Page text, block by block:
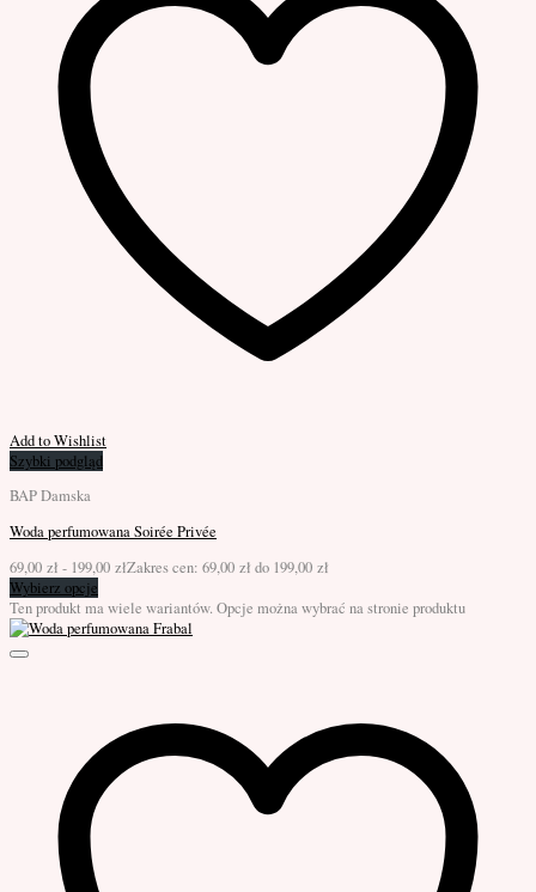
Add to Wishlist
Szybki podgląd
BAP Damska
Woda perfumowana Soirée Privée
69,00 zł - 199,00 złZakres cen: 69,00 zł do 199,00 zł
Wybierz opcje
Ten produkt ma wiele wariantów. Opcje można wybrać na stronie produktu